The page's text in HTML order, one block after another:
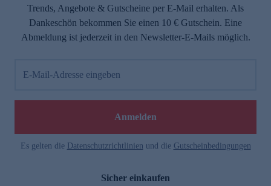
Trends, Angebote & Gutscheine per E-Mail erhalten. Als
Dankeschön bekommen Sie einen 10 € Gutschein. Eine
Abmeldung ist jederzeit in den Newsletter-E-Mails möglich.
E-Mail-Adresse eingeben
Anmelden
Es gelten die Datenschutzrichtlinien und die Gutscheinbedingungen
Sicher einkaufen